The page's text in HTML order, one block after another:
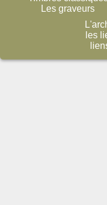
Les graveurs
les